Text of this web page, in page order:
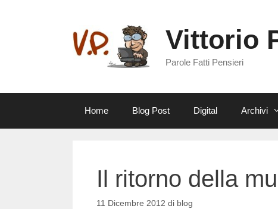
Vittorio
Parole Fatti Pensieri
Home Blog Post Digital Archivi
Il ritorno della
11 Dicembre 2012 di blog